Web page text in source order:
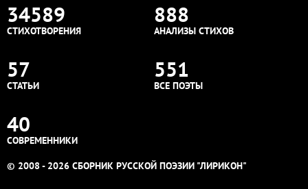
34589
СТИХОТВОРЕНИЯ
888
АНАЛИЗЫ СТИХОВ
57
СТАТЬИ
551
ВСЕ ПОЭТЫ
40
СОВРЕМЕННИКИ
© 2008 - 2026 СБОРНИК РУССКОЙ ПОЭЗИИ "ЛИРИКОН"